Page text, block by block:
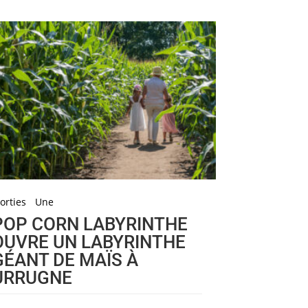
Une
CORN LABYRINTHE
UN LABYRINTHE
DE MAÏS À